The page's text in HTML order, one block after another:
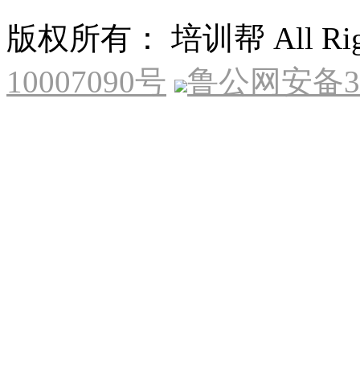
版权所有： 培训帮 All
10007090号
鲁公网安备